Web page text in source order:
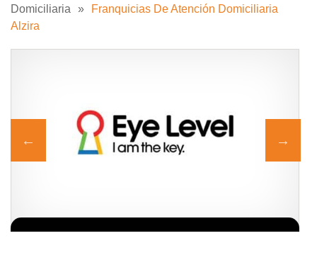
Domiciliaria
»
Franquicias De Atención Domiciliaria
Alzira